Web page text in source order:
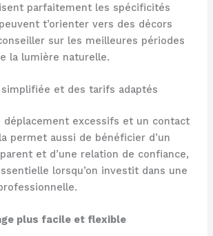
parfaitement les spécificités
t’orienter vers des décors
sur les meilleures périodes
la lumière naturelle.
et des tarifs adaptés
déplacement excessifs et un contact
permet aussi de bénéficier d’un
et d’une relation de confiance,
lorsqu’on investit dans une
plus facile et flexible